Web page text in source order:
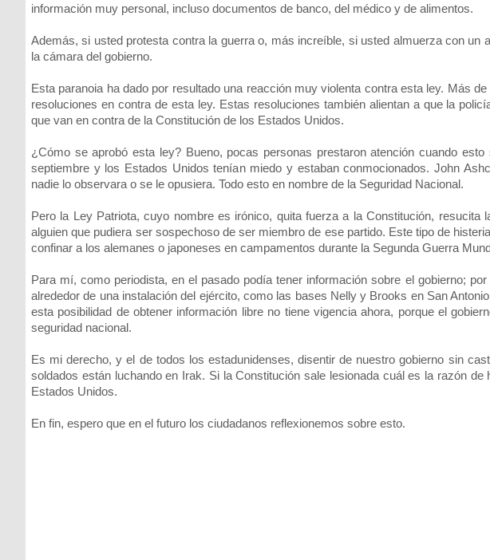
información muy personal, incluso documentos de banco, del médico y de alimentos.
Además, si usted protesta contra la guerra o, más increíble, si usted almuerza con
la cámara del gobierno.
Esta paranoia ha dado por resultado una reacción muy violenta contra esta ley. Más
resoluciones en contra de esta ley. Estas resoluciones también alientan a que la
que van en contra de la Constitución de los Estados Unidos.
¿Cómo se aprobó esta ley? Bueno, pocas personas prestaron atención cuando
septiembre y los Estados Unidos tenían miedo y estaban conmocionados. John
nadie lo observara o se le opusiera. Todo esto en nombre de la Seguridad Nacional.
Pero la Ley Patriota, cuyo nombre es irónico, quita fuerza a la Constitución,
alguien que pudiera ser sospechoso de ser miembro de ese partido. Este tipo de
confinar a los alemanes o japoneses en campamentos durante la Segunda Guerra
Para mí, como periodista, en el pasado podía tener información sobre el gobierno;
alrededor de una instalación del ejército, como las bases Nelly y Brooks en San
esta posibilidad de obtener información libre no tiene vigencia ahora, porque el
seguridad nacional.
Es mi derecho, y el de todos los estadunidenses, disentir de nuestro gobierno sin
soldados están luchando en Irak. Si la Constitución sale lesionada cuál es la razón
Estados Unidos.
En fin, espero que en el futuro los ciudadanos reflexionemos sobre esto.